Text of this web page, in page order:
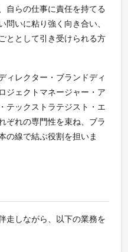
自らの仕事に責任を持てる
問いに粘り強く向き合い、
ととして引き受けられる方
ィレクター・ブランドディ
ジェクトマネージャー・ア
テックストラテジスト・エ
ぞれの専門性を束ね、ブラ
の線で結ぶ役割を担いま
走しながら、以下の業務を